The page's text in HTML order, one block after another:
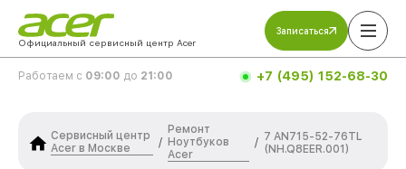
Официальный сервисный центр Acer
Записаться
Работаем с 09:00 до 21:00 +7 (495) 152-68-30
Сервисный центр
Acer в Москве
/
Ремонт
Ноутбуков
Acer
/ 7 AN715-52-76TL
(NH.Q8EER.001)